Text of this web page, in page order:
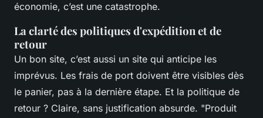
économie, c’est une catastrophe.
La clarté des politiques d'expédition et de
retour
Un bon site, c’est aussi un site qui anticipe les
imprévus. Les frais de port doivent être visibles dès
le panier, pas à la dernière étape. Et la politique de
retour ? Claire, sans justification absurde. "Produit